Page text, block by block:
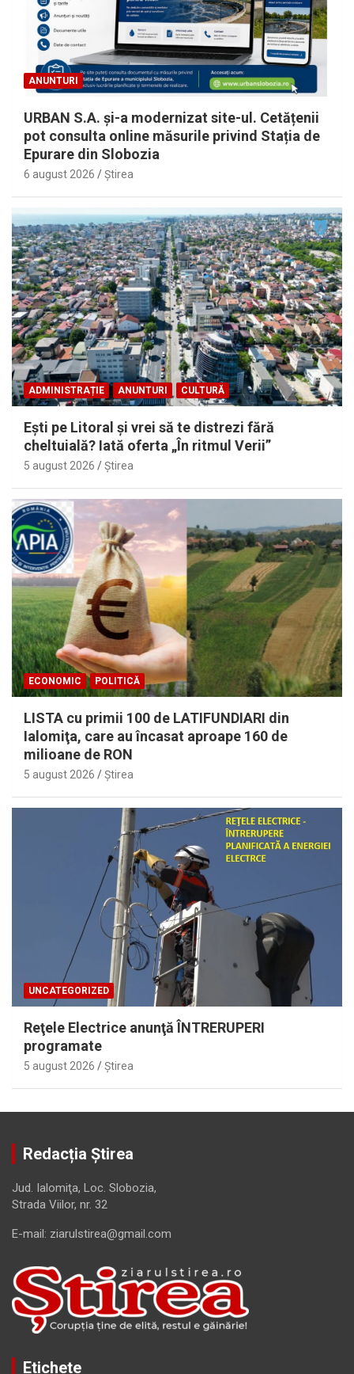
ANUNTURI
URBAN S.A. și-a modernizat site-ul. Cetățenii
pot consulta online măsurile privind Stația de
Epurare din Slobozia
6 august 2026 Ştirea
ADMINISTRAȚIE ANUNTURI CULTURĂ
Eşti pe Litoral şi vrei să te distrezi fără
cheltuială? Iată oferta „În ritmul Verii”
5 august 2026 Ştirea
ECONOMIC POLITICĂ
LISTA cu primii 100 de LATIFUNDIARI din
Ialomiţa, care au încasat aproape 160 de
milioane de RON
5 august 2026 Ştirea
UNCATEGORIZED
Reţele Electrice anunţă ÎNTRERUPERI
programate
5 august 2026 Ştirea
Redacția Știrea
Jud. Ialomiţa, Loc. Slobozia,
Strada Viilor, nr. 32
E-mail: ziarulstirea@gmail.com
Etichete